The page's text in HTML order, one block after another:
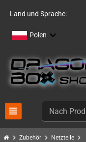
Land und Sprache:
Polen
view_headline
chevron_right Zubehör chevron_right Netzteile chevron_right